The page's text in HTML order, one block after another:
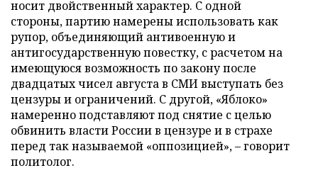
носит двойственный характер. С одной
стороны, партию намерены использовать как
рупор, объединяющий антивоенную и
антигосударственную повестку, с расчетом на
имеющуюся возможность по закону после
двадцатых чисел августа в СМИ выступать без
цензуры и ограничений. С другой, «Яблоко»
намеренно подставляют под снятие с целью
обвинить власти России в цензуре и в страхе
перед так называемой «оппозицией», – говорит
политолог.